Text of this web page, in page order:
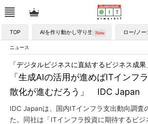
TOP AIを作り動かし守り生かす ロー/ノー
ニュース
「生成AIの活用が進めばITインフ
散化が進むだろう」 IDC Japan
「デジタルビジネスに直結するビジネス成
IDC Japanは、国内ITインフラ支出動向調査
た。同社は「ITインフラ投資に期待するビジ